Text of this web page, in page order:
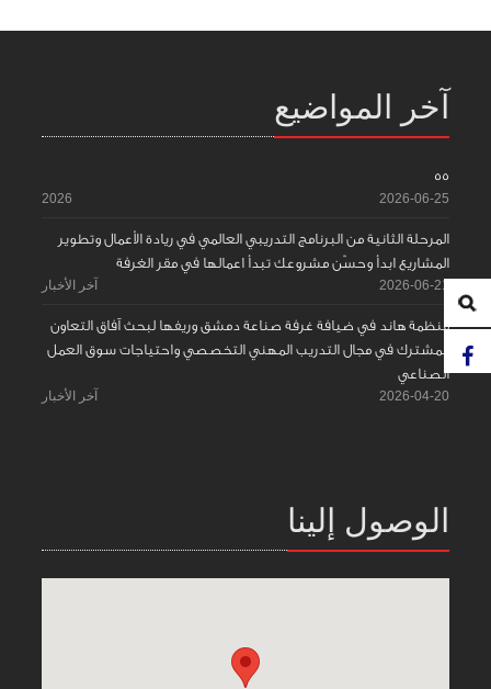
آخر المواضيع
55
2026-06-25
2026
المرحلة الثانية من البرنامج التدريبي العالمي في ريادة الأعمال وتطوير
المشاريع ابدأ وحسّن مشروعك تبدأ اعمالها في مقر الغرفة
2026-06-21 آخر الأخبار
منظمة هاند في ضيافة غرفة صناعة دمشق وريفها لبحث آفاق التعاون
المشترك في مجال التدريب المهني التخصصي واحتياجات سوق العمل
الصناعي
2026-04-20 آخر الأخبار
الوصول إلينا